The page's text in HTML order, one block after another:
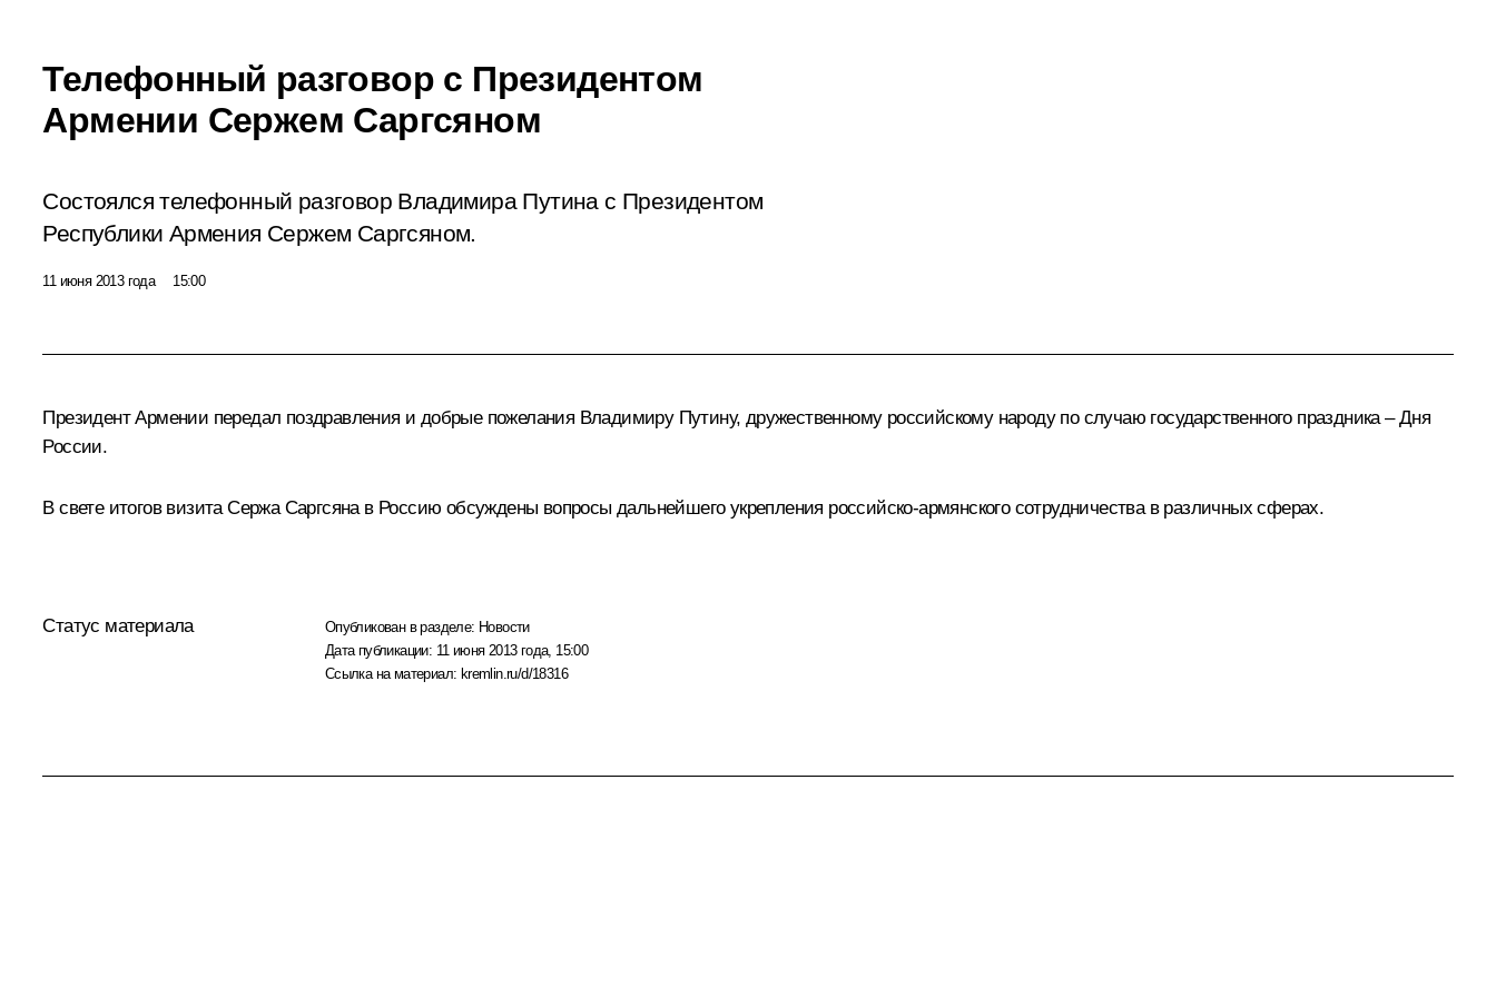
Телефонный разговор с Президентом
Армении Сержем Саргсяном
Состоялся телефонный разговор Владимира Путина с Президентом
Республики Армения Сержем Саргсяном.
11 июня 2013 года 15:00
Президент Армении передал поздравления и добрые пожелания Владимиру Путину, дружественному российскому народу по случаю государственного праздника – Дня
России.
В свете итогов визита Сержа Саргсянав Россию обсуждены вопросы дальнейшего укрепления российско-армянского сотрудничества в различных сферах.
Статус материала Опубликован в разделе: Новости
Дата публикации: 11 июня 2013 года, 15:00
Ссылка на материал: kremlin.ru/d/18316